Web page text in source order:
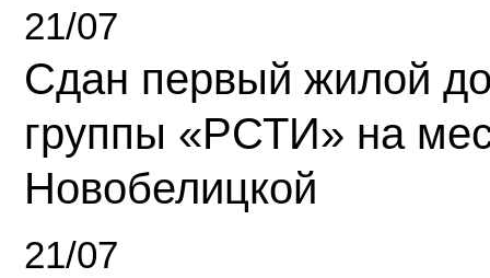
21/07
Сдан первый жилой
группы «РСТИ» на
Новобелицкой
21/07